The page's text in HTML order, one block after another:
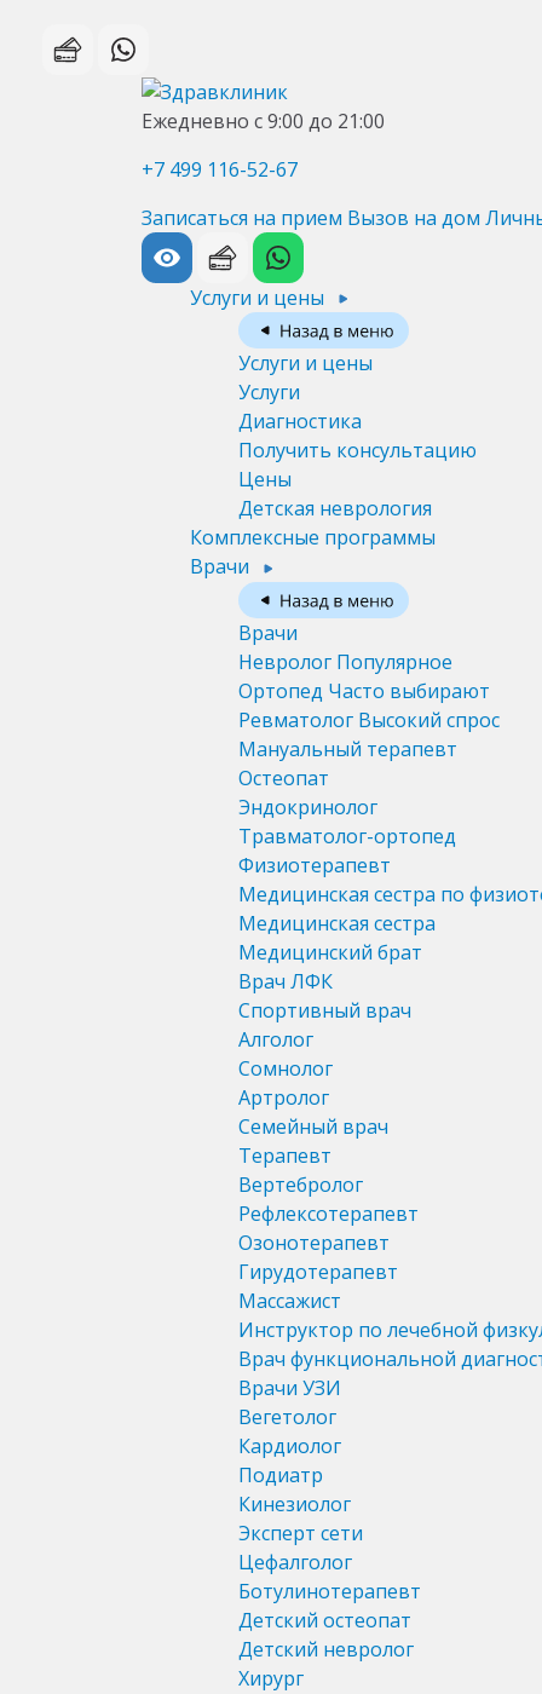
Ежедневно с 9:00 до 21:00
+7 499 116-52-67
Записаться на прием Вызов на дом
Услуги и цены
Услуги и цены
Услуги
Диагностика
Получить консультацию
Цены
Детская неврология
Комплексные программы
Врачи
Врачи
Невролог Популярное
Ортопед Часто выбирают
Ревматолог Высокий спрос
Мануальный терапевт
Остеопат
Эндокринолог
Травматолог-ортопед
Физиотерапевт
Медицинская сестра по
Медицинская сестра
Медицинский брат
Врач ЛФК
Спортивный врач
Алголог
Сомнолог
Артролог
Семейный врач
Терапевт
Вертебролог
Рефлексотерапевт
Озонотерапевт
Гирудотерапевт
Массажист
Инструктор по лечебной
Врач функциональной
Врачи УЗИ
Вегетолог
Кардиолог
Подиатр
Кинезиолог
Эксперт сети
Цефалголог
Ботулинотерапевт
Детский остеопат
Детский невролог
Хирург